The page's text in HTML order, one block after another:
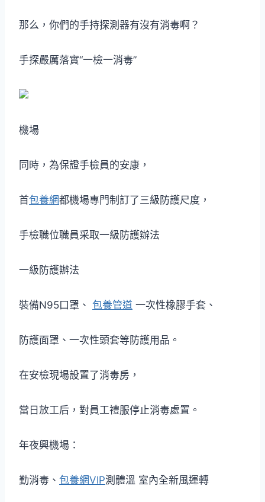
那么，你們的手持探測器有沒有消毒啊？
手探嚴厲落實“一檢一消毒”
機場
同時，為保證手檢員的安康，
首包養網都機場專門制訂了三級防護尺度，
手檢職位職員采取一級防護辦法
一級防護辦法
裝備N95口罩、 包養管道 一次性橡膠手套、
防護面罩、一次性頭套等防護用品。
在安檢現場設置了消毒房，
當日放工后，對員工禮服停止消毒處置。
年夜興機場：
勤消毒、 包養網VIP測體溫 室內全新風運轉